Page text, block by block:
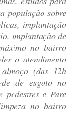
população sobre
implantação
implantação de
no bairro
o atendimento
(das 12h
de esgoto no
e Pare
no bairro